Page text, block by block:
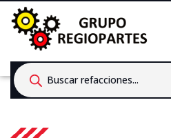
Products
search